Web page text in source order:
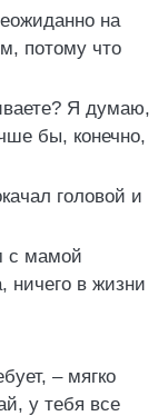
на
потому что
Я думаю,
бы, конечно,
головой и
с мамой
ничего в жизни
– мягко
у тебя все